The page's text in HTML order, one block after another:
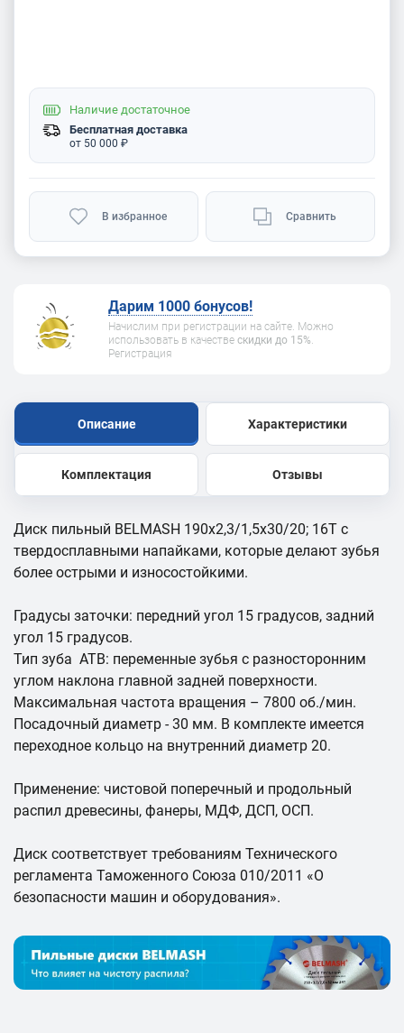
Наличие достаточное
Бесплатная доставка
от 50 000 ₽
В избранное Сравнить
Дарим 1000 бонусов!
Начислим при регистрации на сайте. Можно
использовать в качестве скидки до 15%.
Регистрация
Описание Характеристики
Комплектация Отзывы
Диск пильный BELMASH 190x2,3/1,5x30/20; 16T с
твердосплавными напайками, которые делают зубья
более острыми и износостойкими.
Градусы заточки: передний угол 15 градусов, задний
угол 15 градусов.
Тип зуба ATB: переменные зубья с разносторонним
углом наклона главной задней поверхности.
Максимальная частота вращения – 7800 об./мин.
Посадочный диаметр - 30 мм. В комплекте имеется
переходное кольцо на внутренний диаметр 20.
Применение: чистовой поперечный и продольный
распил древесины, фанеры, МДФ, ДСП, ОСП.
Диск соответствует требованиям Технического
регламента Таможенного Союза 010/2011 «О
безопасности машин и оборудования».